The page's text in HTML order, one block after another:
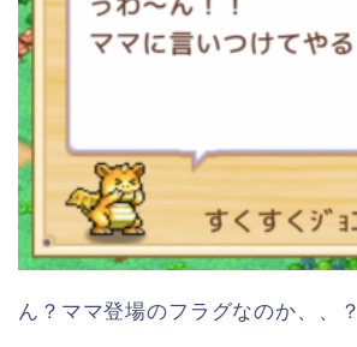
ん？ママ登場のフラグなのか、、？